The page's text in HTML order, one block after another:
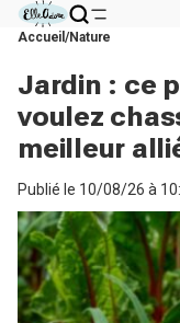
Accueil Nature
Jardin : ce
voulez
meilleur
Publié le 10/08/26 à